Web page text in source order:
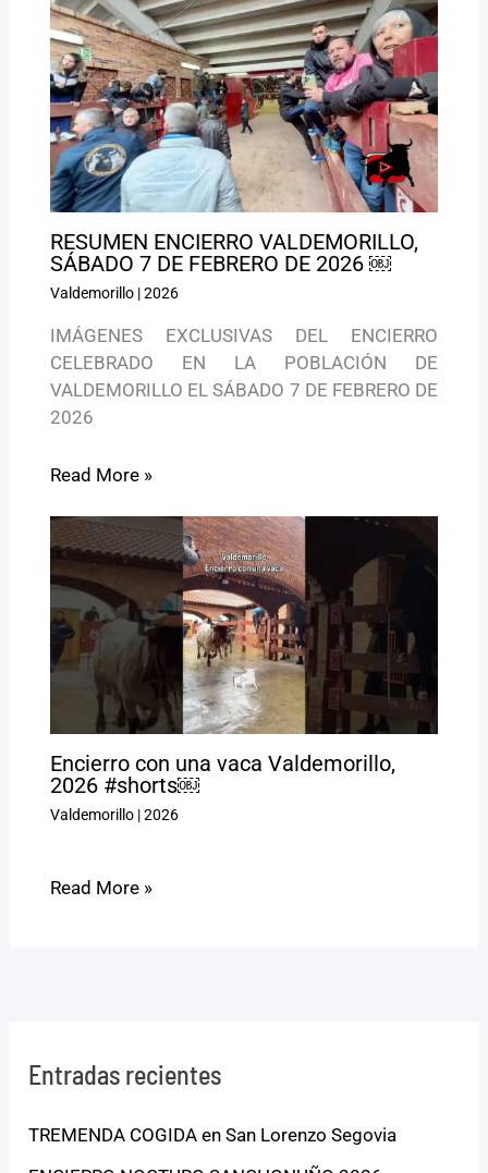
RESUMEN ENCIERRO VALDEMORILLO,
SÁBADO 7 DE FEBRERO DE 2026 ￼
Valdemorillo|2026
IMÁGENES EXCLUSIVAS DEL ENCIERRO
CELEBRADO EN LA POBLACIÓN DE
VALDEMORILLO EL SÁBADO 7 DE FEBRERO DE
2026
Read More »
Encierro con una vaca Valdemorillo,
2026 #shorts￼
Valdemorillo|2026
Read More »
Entradas recientes
TREMENDA COGIDA en San Lorenzo Segovia